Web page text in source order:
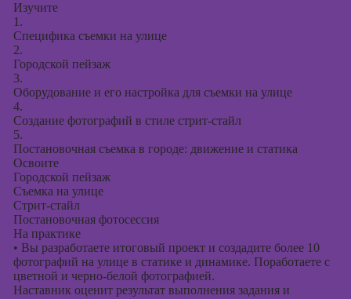
Изучите
1.
Специфика съемки на улице
2.
Городской пейзаж
3.
Оборудование и его настройка для съемки на улице
4.
Создание фотографий в стиле стрит-стайл
5.
Постановочная съемка в городе: движение и статика
Освоите
Городской пейзаж
Съемка на улице
Стрит-стайл
Постановочная фотосессия
На практике
• Вы разработаете итоговый проект и создадите более 10
фотографий на улице в статике и динамике. Поработаете с
цветной и черно-белой фотографией.
Наставник оценит результат выполнения задания и